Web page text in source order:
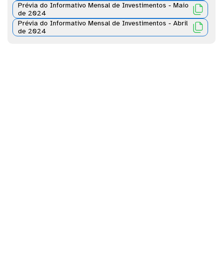
Prévia do Informativo Mensal de Investimentos - Maio
de 2024

Prévia do Informativo Mensal de Investimentos - Abril
de 2024
